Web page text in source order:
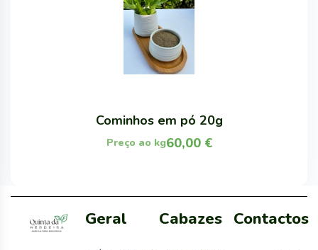
Cominhos em pó 20g
60,00 €
Preço ao kg
Geral Cabazes Contactos